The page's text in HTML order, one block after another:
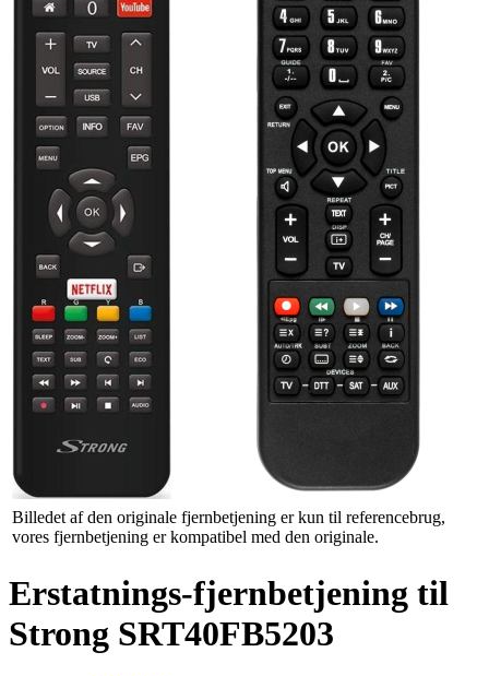
Billedet af den originale fjernbetjening er kun til referencebrug,
vores fjernbetjening er kompatibel med den originale.
Erstatnings-fjernbetjening til
Strong SRT40FB5203